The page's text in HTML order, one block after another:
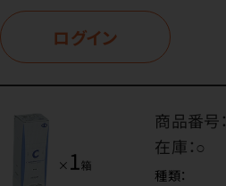
ログイン
商品番号：
在庫：○
種類：